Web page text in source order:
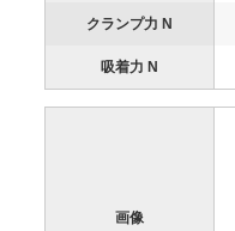
クランプ力 N
吸着力 N
画像